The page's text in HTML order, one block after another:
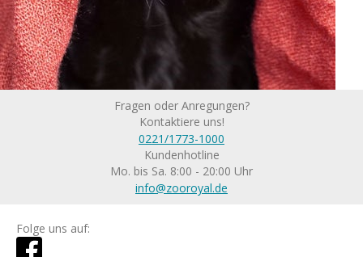
Fragen oder Anregungen?
Kontaktiere uns!
0221/1773-1000
Kundenhotline
Mo. bis Sa. 8:00 - 20:00 Uhr
info@zooroyal.de
Folge uns auf: